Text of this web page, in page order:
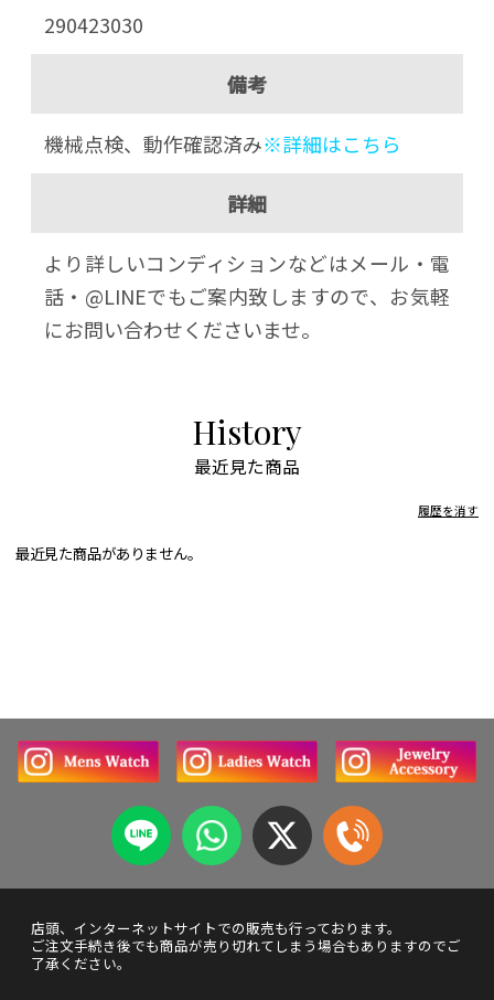
290423030
備考
機械点検、動作確認済み※詳細はこちら
詳細
より詳しいコンディションなどはメール・電
話・@LINEでもご案内致しますので、お気軽
にお問い合わせくださいませ。
History
最近見た商品
履歴を消す
最近見た商品がありません。
店頭、インターネットサイトでの販売も行っております。
ご注文手続き後でも商品が売り切れてしまう場合もありますのでご
了承ください。